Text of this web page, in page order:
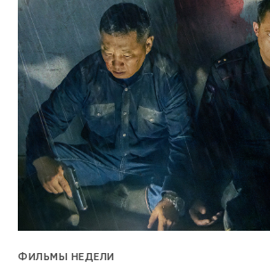
ФИЛЬМЫ НЕДЕЛИ